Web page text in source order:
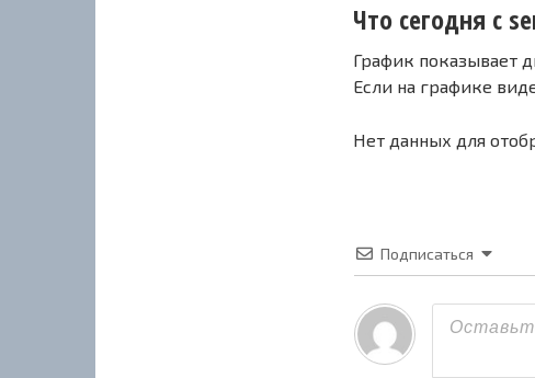
Что сегодня с
График показывает
Если на графике
Нет данных для
Подписаться